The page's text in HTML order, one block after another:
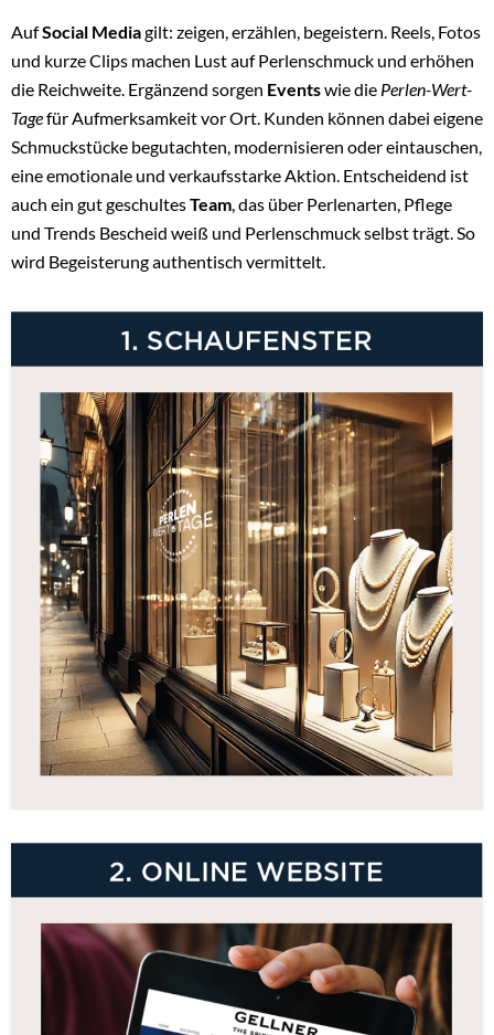
AufSocial Mediagilt: zeigen, erzählen, begeistern. Reels, Fotos
und kurze Clips machen Lust auf Perlenschmuck und erhöhen
die Reichweite. Ergänzend sorgen Eventswie die Perlen-Wert-
Tagefür Aufmerksamkeit vor Ort. Kunden können dabei eigene
Schmuckstücke begutachten, modernisieren oder eintauschen,
eine emotionale und verkaufsstarke Aktion. Entscheidend ist
auch ein gut geschultesTeam, das über Perlenarten, Pflege
und Trends Bescheid weiß und Perlenschmuck selbst trägt. So
wird Begeisterung authentisch vermittelt.